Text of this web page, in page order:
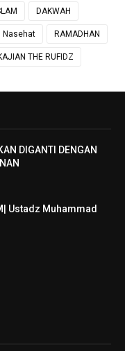
DAKWAH
Nasehat RAMADHAN
THE RUFIDZ
DIGANTI DENGAN
Ustadz Muhammad